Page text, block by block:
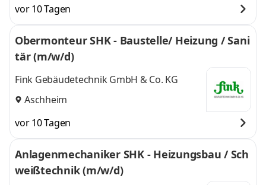
vor 10 Tagen
Obermonteur SHK - Baustelle/ Heizung / Sani
tär (m/w/d)
Fink Gebäudetechnik GmbH & Co. KG
Aschheim
vor 10 Tagen
Anlagenmechaniker SHK - Heizungsbau / Sch
weißtechnik (m/w/d)